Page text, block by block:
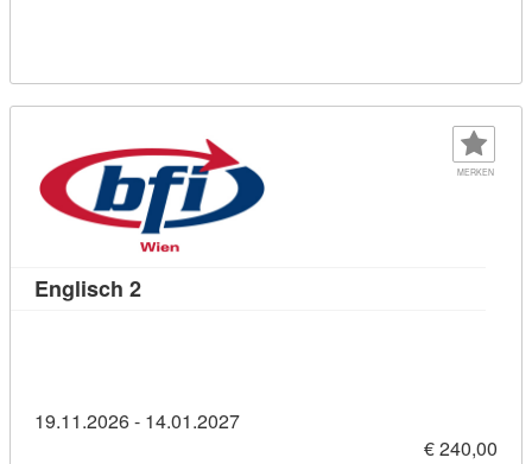
MERKEN
Englisch 2Kursdetail: Englisch 2 (11458918)
19.11.2026 - 14.01.2027
€ 240,00